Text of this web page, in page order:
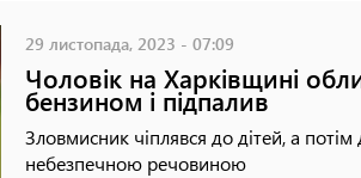
29 листопада, 2023 - 07:09
Чоловік на Харківщині
бензином і підпалив
Зловмисник чіплявся до дітей, а потім
небезпечною речовиною